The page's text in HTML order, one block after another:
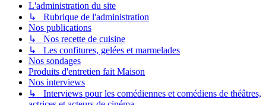
L'administration du site
↳ Rubrique de l'administration
Nos publications
↳ Nos recette de cuisine
↳ Les confitures, gelées et marmelades
Nos sondages
Produits d'entretien fait Maison
Nos interviews
↳ Interviews pour les comédiennes et comédiens de théâtres,